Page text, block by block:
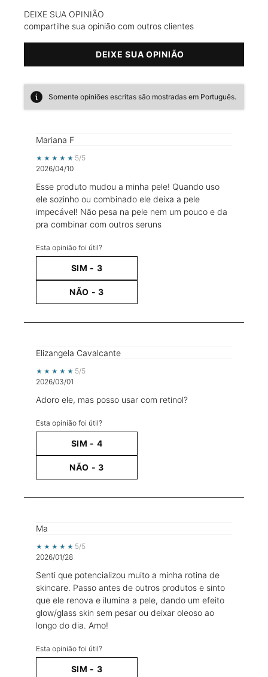
DEIXE SUA OPINIÃO
compartilhe sua opinião com outros clientes
DEIXE SUA OPINIÃO
Somente opiniões escritas são mostradas em Português.
Mariana F
5 out of 5 stars.
5/5
2026/04/10
Esse produto mudou a minha pele! Quando uso
ele sozinho ou combinado ele deixa a pele
impecável! Não pesa na pele nem um pouco e da
pra combinar com outros seruns
Esta opinião foi útil?
SIM - 3
NÃO -3
Elizangela Cavalcante
5 out of 5 stars.
5/5
2026/03/01
Adoro ele, mas posso usar com retinol?
Esta opinião foi útil?
SIM - 4
NÃO -3
Ma
5 out of 5 stars.
5/5
2026/01/28
Senti que potencializou muito a minha rotina de
skincare. Passo antes de outros produtos e sinto
que ele renova e ilumina a pele, dando um efeito
glow/glass skin sem pesar ou deixar oleoso ao
longo do dia. Amo!
Esta opinião foi útil?
SIM - 3